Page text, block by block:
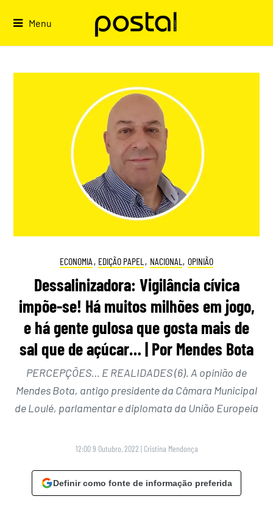
Menu
ECONOMIA , EDIÇÃO PAPEL , NACIONAL , OPINIÃO
Dessalinizadora: Vigilância cívica
impõe-se! Há muitos milhões em jogo,
e há gente gulosa que gosta mais de
sal que de açúcar… | Por Mendes Bota
PERCEPÇÕES… E REALIDADES (6). A opinião de
Mendes Bota, antigo presidente da Câmara Municipal
de Loulé, parlamentar e diplomata da União Europeia
12:00 9 Outubro, 2022 | Cristina Mendonça
Definir como fonte de informação preferida